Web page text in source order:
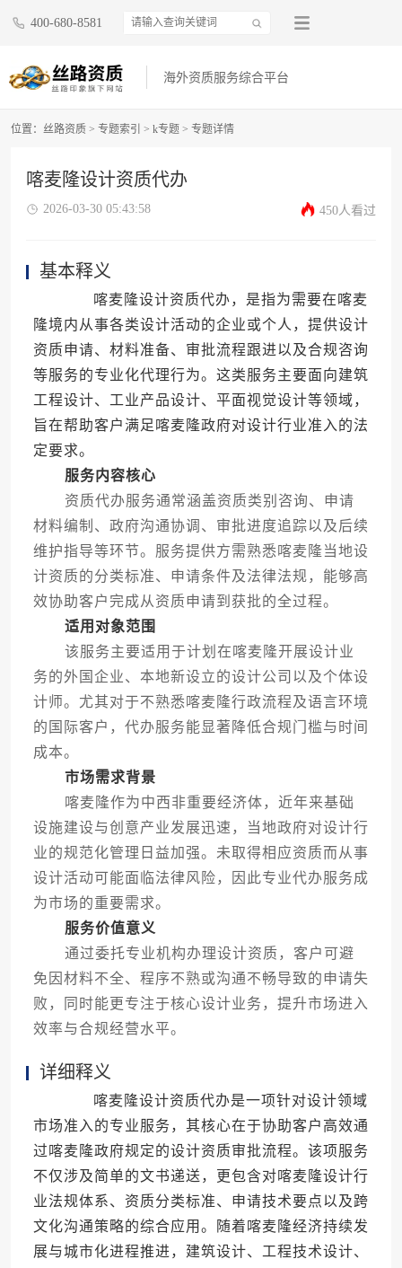
400-680-8581
海外资质服务综合平台
位置： 丝路资质 > 专题索引 > k专题 > 专题详情
喀麦隆设计资质代办
2026-03-30 05:43:58 450人看过
基本释义
喀麦隆设计资质代办，是指为需要在喀麦
隆境内从事各类设计活动的企业或个人，提供设计
资质申请、材料准备、审批流程跟进以及合规咨询
等服务的专业化代理行为。这类服务主要面向建筑
工程设计、工业产品设计、平面视觉设计等领域，
旨在帮助客户满足喀麦隆政府对设计行业准入的法
定要求。
服务内容核心
资质代办服务通常涵盖资质类别咨询、申请
材料编制、政府沟通协调、审批进度追踪以及后续
维护指导等环节。服务提供方需熟悉喀麦隆当地设
计资质的分类标准、申请条件及法律法规，能够高
效协助客户完成从资质申请到获批的全过程。
适用对象范围
该服务主要适用于计划在喀麦隆开展设计业
务的外国企业、本地新设立的设计公司以及个体设
计师。尤其对于不熟悉喀麦隆行政流程及语言环境
的国际客户，代办服务能显著降低合规门槛与时间
成本。
市场需求背景
喀麦隆作为中西非重要经济体，近年来基础
设施建设与创意产业发展迅速，当地政府对设计行
业的规范化管理日益加强。未取得相应资质而从事
设计活动可能面临法律风险，因此专业代办服务成
为市场的重要需求。
服务价值意义
通过委托专业机构办理设计资质，客户可避
免因材料不全、程序不熟或沟通不畅导致的申请失
败，同时能更专注于核心设计业务，提升市场进入
效率与合规经营水平。
详细释义
喀麦隆设计资质代办是一项针对设计领域
市场准入的专业服务，其核心在于协助客户高效通
过喀麦隆政府规定的设计资质审批流程。该项服务
不仅涉及简单的文书递送，更包含对喀麦隆设计行
业法规体系、资质分类标准、申请技术要点以及跨
文化沟通策略的综合应用。随着喀麦隆经济持续发
展与城市化进程推进，建筑设计、工程技术设计、